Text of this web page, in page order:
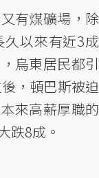
有煤礦場，除
以來有近3成
烏東居民都引
，頓巴斯被迫
來高薪厚職的
跌8成。